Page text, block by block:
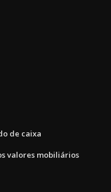
de caixa
valores mobiliários